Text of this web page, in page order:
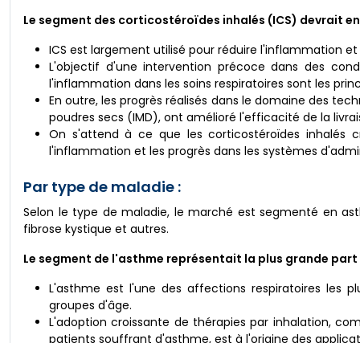
Le segment des corticostéroïdes inhalés (ICS) devrait
ICS est largement utilisé pour réduire l'inflammation
L'objectif d'une intervention précoce dans des
l'inflammation dans les soins respiratoires sont les
En outre, les progrès réalisés dans le domaine des
poudres secs (IMD), ont amélioré l'efficacité de la
On s'attend à ce que les corticostéroïdes inhalés
l'inflammation et les progrès dans les systèmes
Par type de maladie :
Selon le type de maladie, le marché est segmenté en
fibrose kystique et autres.
Le segment de l'asthme représentait la plus grande part
L'asthme est l'une des affections respiratoires les
groupes d'âge.
L'adoption croissante de thérapies par inhalation,
patients souffrant d'asthme, est à l'origine des